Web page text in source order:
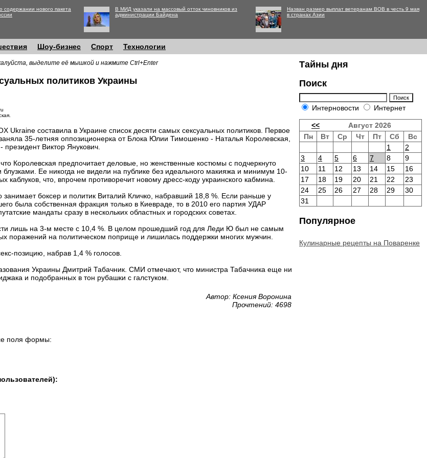
содержании нового пакета
В МИД указали на массовый отток чиновников из
администрации Байдена
Назван размер выплат ветеранам ВОВ в честь 9 мая
в странах Азии
Шоу-бизнес Спорт Технологии
выделите её мышкой и нажмите Ctrl+Enter
политиков Украины
Ukraine составила в Украине список десяти самых сексуальных политиков. Первое
35-летняя оппозиционерка от Блока Юлии Тимошенко - Наталья Королевская,
президент Виктор Янукович.
Королевская предпочитает деловые, но женственные костюмы с подчеркнуто
блузками. Ее никогда не видели на публике без идеального макияжа и минимум 10-
каблуков, что, впрочем противоречит новому дресс-коду украинского кабмина.
занимает боксер и политик Виталий Кличко, набравший 18,8 %. Если раньше у
была собственная фракция только в Киевраде, то в 2010 его партия УДАР
мандаты сразу в нескольких областных и городских советах.
лишь на 3-м месте с 10,4 %. В целом прошедший год для Леди Ю был не самым
поражений на политическом поприще и лишилась поддержки многих мужчин.
позицию, набрав 1,4 % голосов.
Украины Дмитрий Табачник. СМИ отмечают, что министра Табачника еще ни
и подобранных в тон рубашки с галстуком.
Автор: Ксения Воронина
Прочтений: 4698
поля формы:
Тайны дня
Поиск
Интерновости Интернет
<<
Август 2026
Пн
Вт Ср Чт Пт Сб
Вс
1
2
3
4 5 6 7 8
9
10
11 12 13 14 15
16
17
18 19 20 21 22
23
24
25 26 27 28 29
30
31
Популярное
Кулинарные рецепты на Поваренке